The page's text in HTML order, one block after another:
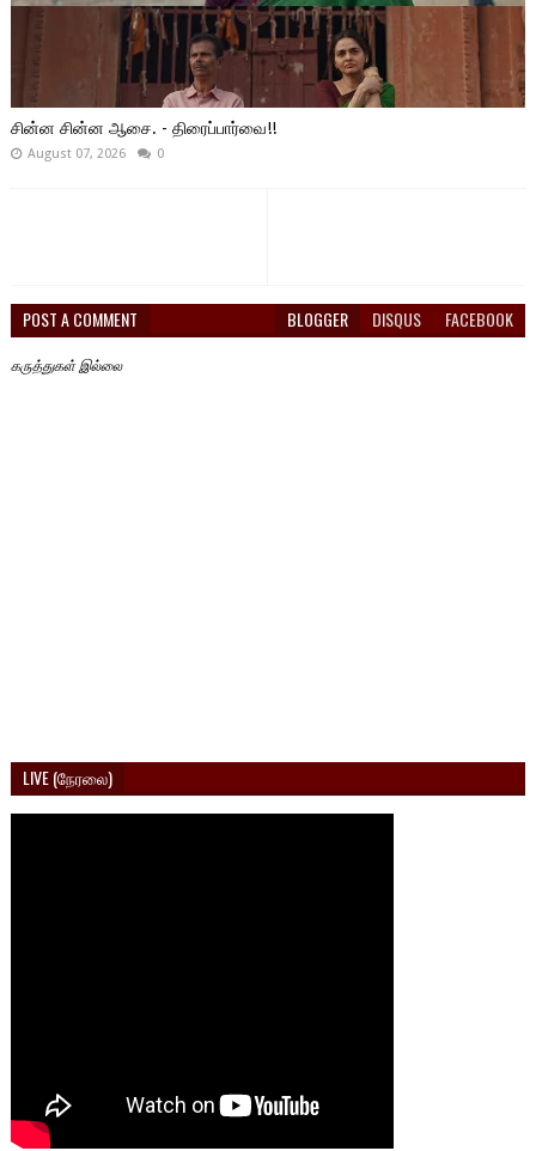
சின்ன சின்ன ஆசை. - திரைப்பார்வை!!
August 07, 2026 0
POST A COMMENT BLOGGER DISQUS FACEBOOK
கருத்துகள் இல்லை
LIVE (நேரலை)